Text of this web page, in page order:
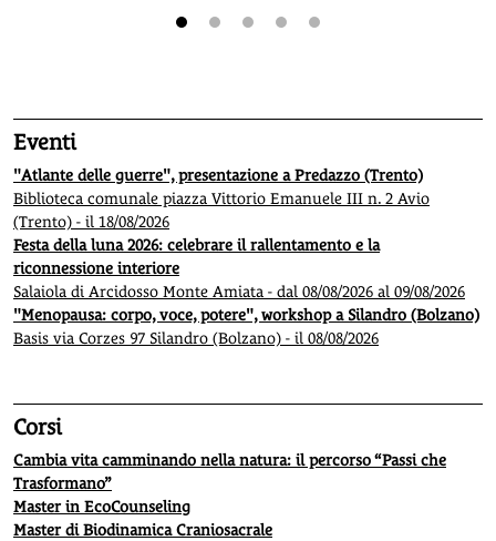
Eventi
"Atlante delle guerre", presentazione a Predazzo (Trento)
Biblioteca comunale piazza Vittorio Emanuele III n. 2 Avio
(Trento) - il 18/08/2026
Festa della luna 2026: celebrare il rallentamento e la
riconnessione interiore
Salaiola di Arcidosso Monte Amiata - dal 08/08/2026 al 09/08/2026
"Menopausa: corpo, voce, potere", workshop a Silandro (Bolzano)
Basis via Corzes 97 Silandro (Bolzano) - il 08/08/2026
Corsi
Cambia vita camminando nella natura: il percorso “Passi che
Trasformano”
Master in EcoCounseling
Master di Biodinamica Craniosacrale